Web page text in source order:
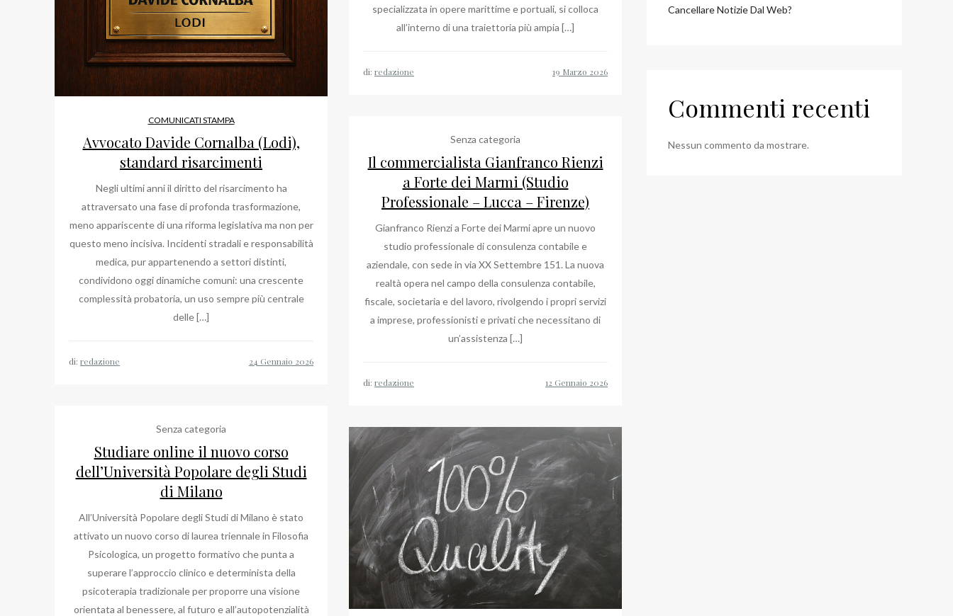
specializzata in opere marittime e portuali, si colloca
all’interno di una traiettoria più ampia […]
di: redazione
COMUNICATI STAMPA
Avvocato Davide Cornalba (Lodi),
standard risarcimenti
Negli ultimi anni il diritto del risarcimento ha
attraversato una fase di profonda trasformazione,
meno appariscente di una riforma legislativa ma non per
questo meno incisiva. Incidenti stradali e responsabilità
medica, pur appartenendo a settori distinti,
condividono oggi dinamiche comuni: una crescente
complessità probatoria, un uso sempre più centrale
delle […]
di: redazione
Senza categoria
Il commercialista Gianfranco Rienzi
a Forte dei Marmi (Studio
Professionale – Lucca – Firenze)
Gianfranco Rienzi a Forte dei Marmi apre un nuovo
studio professionale di consulenza contabile e
aziendale, con sede in via XX Settembre 151. La nuova
realtà opera nel campo della consulenza contabile,
fiscale, societaria e del lavoro, rivolgendo i propri servizi
a imprese, professionisti e privati che necessitano di
un’assistenza […]
di: redazione
Senza categoria
Studiare online il nuovo corso
dell’Università Popolare degli Studi
di Milano
All’Università Popolare degli Studi di Milano è stato
attivato un nuovo corso di laurea triennale in Filosofia
Psicologica, un progetto formativo che punta a
superare l’approccio clinico e determinista della
psicoterapia tradizionale per proporre una visione
orientata al benessere, al futuro e all’autopotenzialità
Cancellare Notizie Dal Web?
Commenti recenti
Nessun commento da mostrare.